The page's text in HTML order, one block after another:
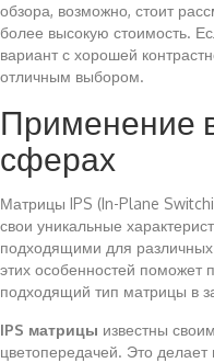
обзора, возможно, стоит
более высокую стоимость.
вариант с хорошей
отличным выбором.
Применение
сферах
Матрицы IPS (In-Plane
свои уникальные
подходящими для
этих особенностей поможет
подходящий тип матрицы в
IPS матрицы известны
цветопередачей. Это